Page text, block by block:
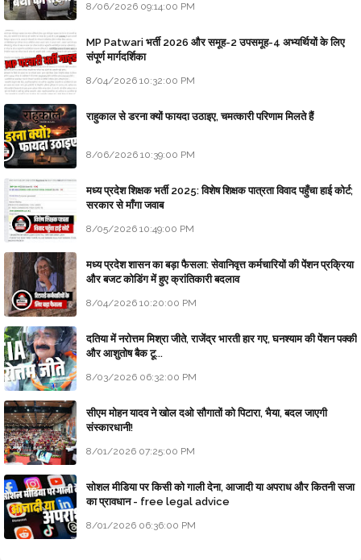
8/06/2026 09:14:00 PM
MP Patwari भर्ती 2026 और समूह-2 उपसमूह-4 अभ्यर्थियों के लिए
संपूर्ण मार्गदर्शिका
8/04/2026 10:32:00 PM
राहुकाल से डरना क्यों फायदा उठाइए, चमत्कारी परिणाम मिलते हैं
8/06/2026 10:39:00 PM
मध्य प्रदेश शिक्षक भर्ती 2025: विशेष शिक्षक पात्रता विवाद पहुँचा हाई कोर्ट;
सरकार से माँगा जवाब
8/05/2026 10:49:00 PM
मध्य प्रदेश शासन का बड़ा फैसला: सेवानिवृत्त कर्मचारियों की पेंशन प्रक्रिया
और बजट कोडिंग में हुए क्रांतिकारी बदलाव
8/04/2026 10:20:00 PM
दतिया में नरोत्तम मिश्रा जीते, राजेंद्र भारती हार गए, घनश्याम की पेंशन पक्की
और आशुतोष बैक टू...
8/03/2026 06:32:00 PM
सीएम मोहन यादव ने खोल दओ सौगातों को पिटारा, भैया, बदल जाएगी
संस्कारधानी!
8/01/2026 07:25:00 PM
सोशल मीडिया पर किसी को गाली देना, आजादी या अपराध और कितनी सजा
का प्रावधान - free legal advice
8/01/2026 06:36:00 PM